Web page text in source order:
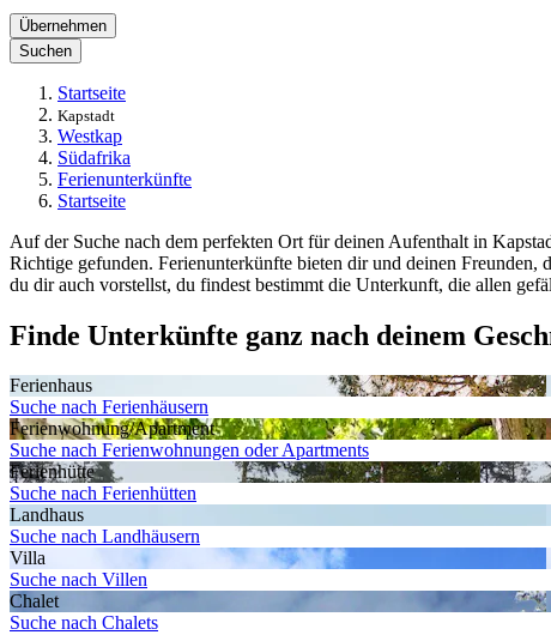
Übernehmen
Suchen
Startseite
Kapstadt
Westkap
Südafrika
Ferienunterkünfte
Startseite
Auf der Suche nach dem perfekten Ort für deinen Aufenthalt in
Richtige gefunden. Ferienunterkünfte bieten dir und deinen
du dir auch vorstellst, du findest bestimmt die Unterkunft, die allen
Finde Unterkünfte ganz nach deinem
Ferienhaus
Suche nach Ferienhäusern
Ferienwohnung/Apartment
Suche nach Ferienwohnungen oder Apartments
Ferienhütte
Suche nach Ferienhütten
Landhaus
Suche nach Landhäusern
Villa
Suche nach Villen
Chalet
Suche nach Chalets